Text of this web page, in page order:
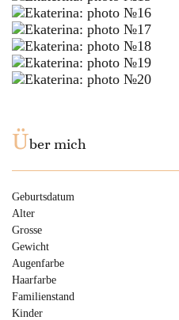
Über mich
Geburtsdatum
Alter
Grosse
Gewicht
Augenfarbe
Haarfarbe
Familienstand
Kinder